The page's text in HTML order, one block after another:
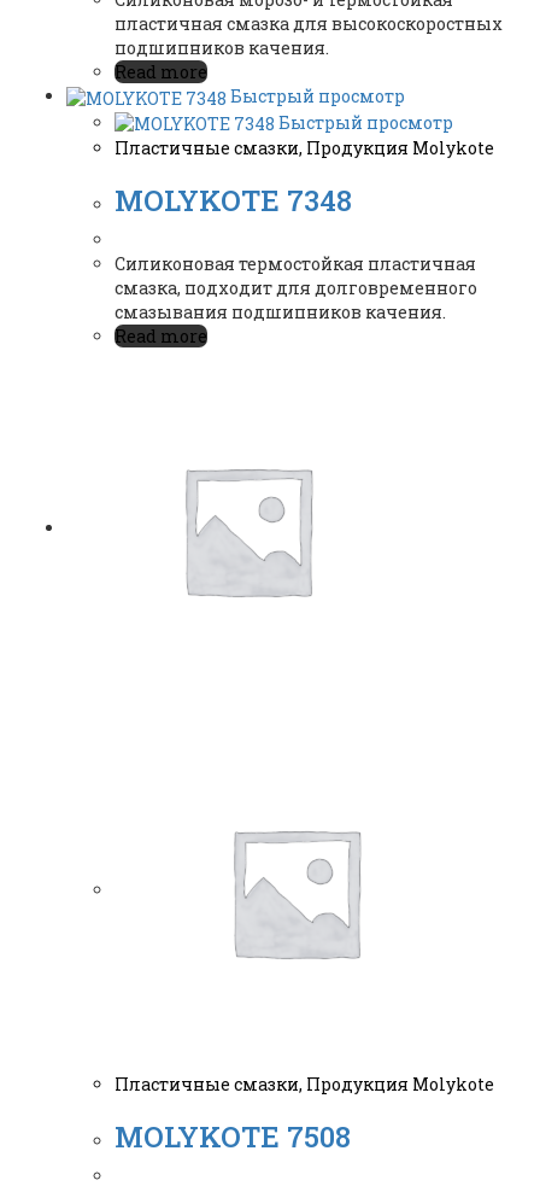
пластичная смазка для высокоскоростных
подшипников качения.
Read more
Быстрый просмотр
Быстрый просмотр
Пластичные смазки, Продукция Molykote
MOLYKOTE 7348
Силиконовая термостойкая пластичная
смазка, подходит для долговременного
смазывания подшипников качения.
Read more
Пластичные смазки, Продукция Molykote
MOLYKOTE 7508